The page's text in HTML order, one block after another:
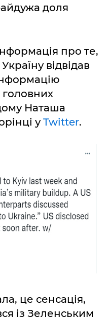
доля
про те,
відвідав
головних
Наташа
уTwitter.
це сенсація,
із Зеленським